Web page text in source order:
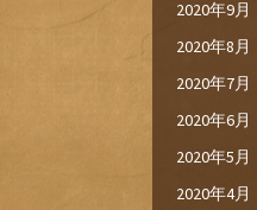
2020年9月
2020年8月
2020年7月
2020年6月
2020年5月
2020年4月